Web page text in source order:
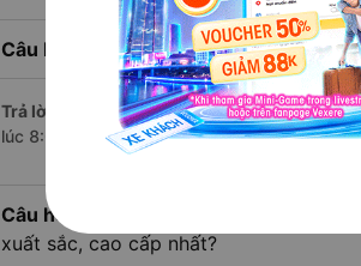
Câu hỏi: Nhà xe đi Đắk Glei - Kon
Trả lời: ChuyếnGiường nằm Ninh Bình - Ninh
lúc 8:00 là của nhà xe Đức Thành (Kon Tum).
Câu hỏi:
Review xe đi Đắk Glei - Kon
xuất sắc, cao cấp nhất?